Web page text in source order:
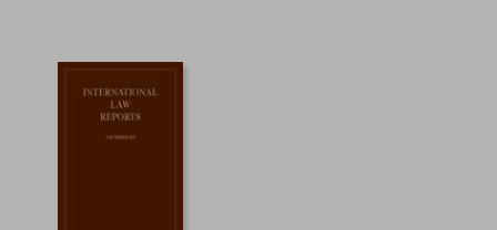
$ 67.28 dcto.